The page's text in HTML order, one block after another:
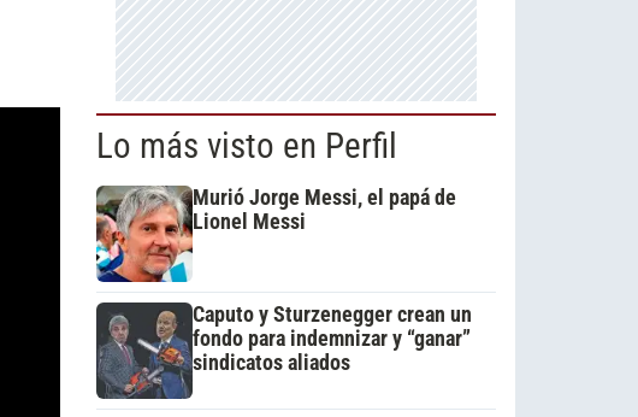
Lo más visto en Perfil
Murió Jorge Messi, el papá de
Lionel Messi
Caputo y Sturzenegger crean un
fondo para indemnizar y “ganar”
sindicatos aliados